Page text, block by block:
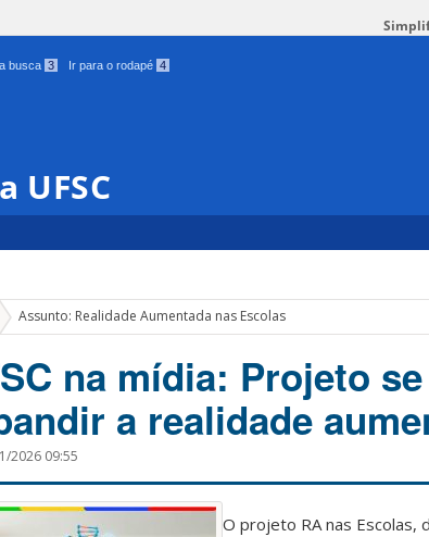
busca 3 Ir para o rodapé 4
UFSC
Assunto: Realidade Aumentada nas Escolas
na mídia: Projeto
a realidade
2026 09:55
O projeto RA nas Escolas,